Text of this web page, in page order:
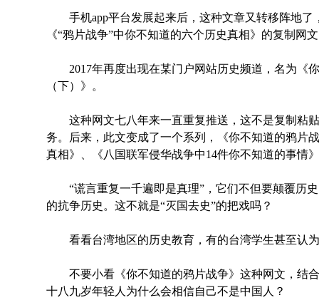
手机app平台发展起来后，这种文章又转移阵地了
《“鸦片战争”中你不知道的六个历史真相》的复制网
2017年再度出现在某门户网站历史频道，名为《
（下）》。
这种网文七八年来一直重复推送，这不是复制粘贴
务。后来，此文变成了一个系列，《你不知道的鸦片
真相》、《八国联军侵华战争中14件你不知道的事
“谎言重复一千遍即是真理”，它们不但要颠覆历史
的抗争历史。这不就是“灭国去史”的把戏吗？
看看台湾地区的历史教育，有的台湾学生甚至认为
不要小看《你不知道的鸦片战争》这种网文，结合
十八九岁年轻人为什么会相信自己不是中国人？